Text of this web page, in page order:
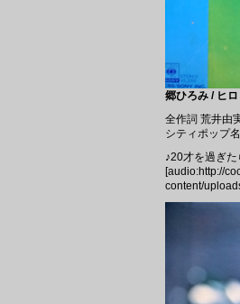
郷ひろみ / ヒ
全作詞 荒井由
シティポップ
♪20才を過ぎた
[audio:http://
content/